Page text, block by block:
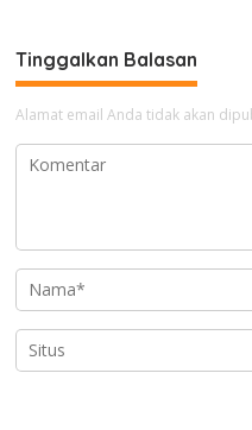
Tinggalkan Balasan
Alamat email Anda tidak akan